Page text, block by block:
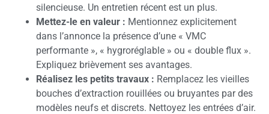
silencieuse. Un entretien récent est un plus.
Mettez-le en valeur : Mentionnez explicitement
dans l’annonce la présence d’une « VMC
performante », « hygroréglable » ou « double flux ».
Expliquez brièvement ses avantages.
Réalisez les petits travaux : Remplacez les vieilles
bouches d’extraction rouillées ou bruyantes par des
modèles neufs et discrets. Nettoyez les entrées d’air.